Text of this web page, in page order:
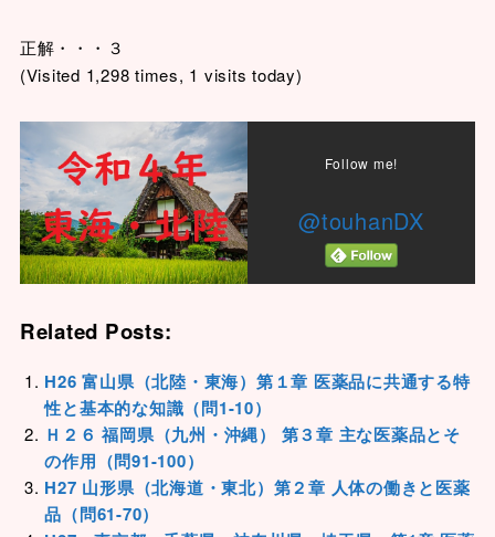
正解・・・３
(Visited 1,298 times, 1 visits today)
Follow me!
@touhanDX
Related Posts:
H26 富山県（北陸・東海）第１章 医薬品に共通する特
性と基本的な知識（問1-10）
Ｈ２６ 福岡県（九州・沖縄） 第３章 主な医薬品とそ
の作用（問91-100）
H27 山形県（北海道・東北）第２章 人体の働きと医薬
品（問61-70）